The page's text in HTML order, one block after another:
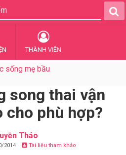
THÀNH VIÊN
sống mẹ bầu
song thai vận
cho phù hợp?
Thảo
2014 Tài liệu tham khảo